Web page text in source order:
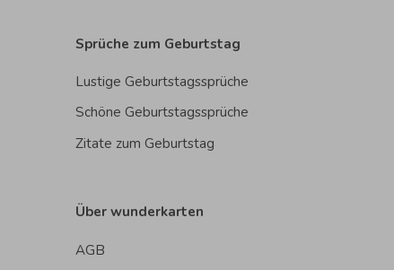
Sprüche zum Geburtstag
Lustige Geburtstagssprüche
Schöne Geburtstagssprüche
Zitate zum Geburtstag
Über wunderkarten
AGB